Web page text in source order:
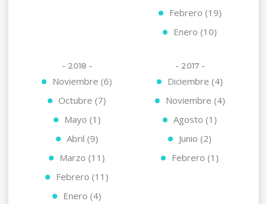
Febrero (19)
Enero (10)
- 2018 -
Noviembre (6)
Octubre (7)
Mayo (1)
Abril (9)
Marzo (11)
Febrero (11)
Enero (4)
- 2017 -
Diciembre (4)
Noviembre (4)
Agosto (1)
Junio (2)
Febrero (1)